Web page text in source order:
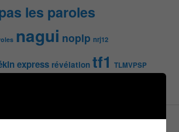
les paroles
nagui noplp nrj12
express révélation tf1 TLMVPSP